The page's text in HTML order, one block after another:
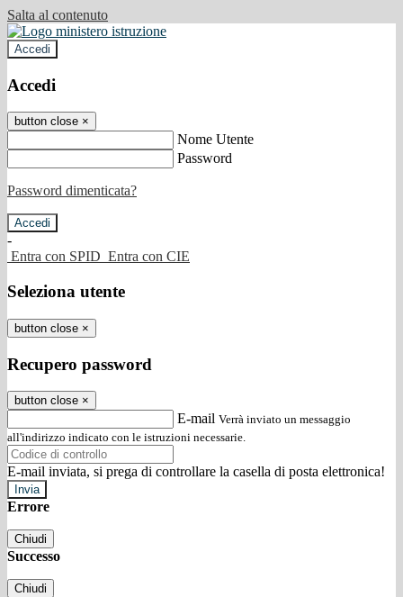
Salta al contenuto
Accedi
Accedi
button close ×
Nome Utente
Password
Password dimenticata?
-
Entra con SPID Entra con CIE
Seleziona utente
button close ×
Recupero password
button close ×
E-mail Verrà inviato un messaggio
all'indirizzo indicato con le istruzioni necessarie.
E-mail inviata, si prega di controllare la casella di posta elettronica!
Errore
Chiudi
Successo
Chiudi